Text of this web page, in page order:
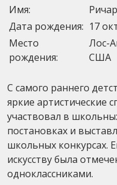
Имя:
Дата рождения: 17
Место
рождения:
Лос-
США
С самого раннего
яркие артистические
участвовал в
постановках и
школьных конкурсах.
искусству была
одноклассниками.